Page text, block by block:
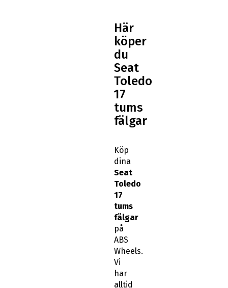
Här
köper
du
Seat
Toledo
17
tums
fälgar
Köp
dina
Seat
Toledo
17
tums
fälgar
på
ABS
Wheels.
Vi
har
alltid